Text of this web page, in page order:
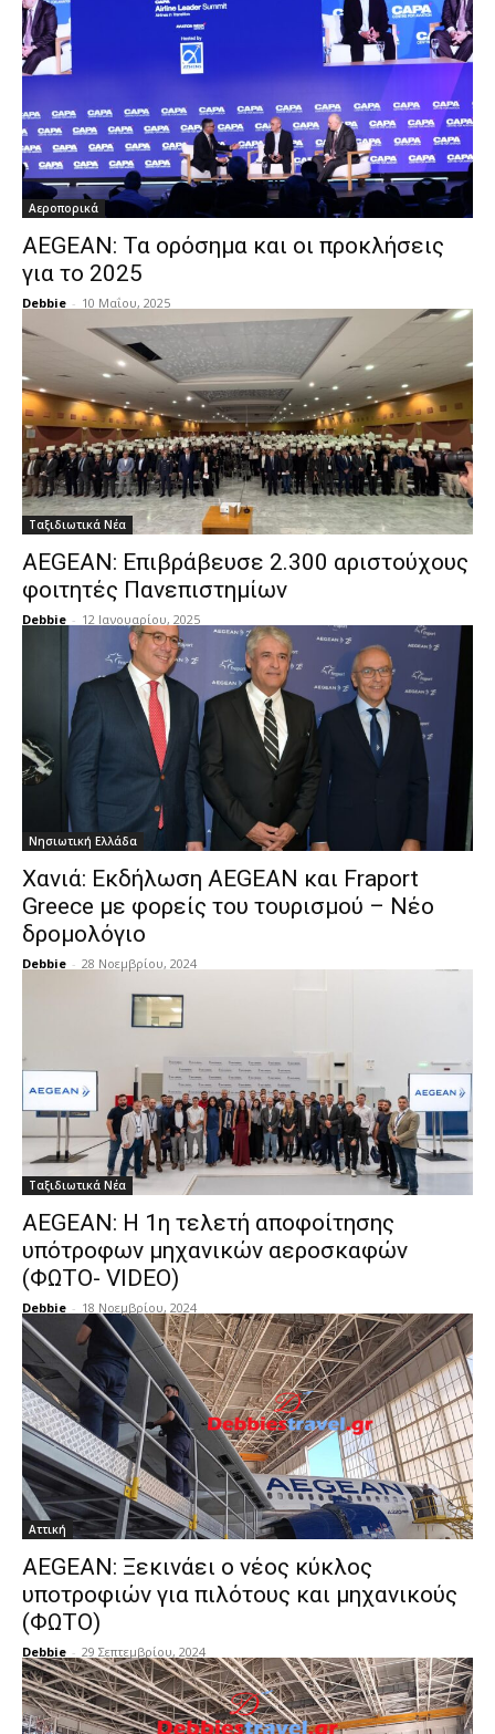
Αεροπορικά
AEGEAN: Τα ορόσημα και οι προκλήσεις
για το 2025
Debbie - 10 Μαΐου, 2025
Ταξιδιωτικά Νέα
AEGEAN: Επιβράβευσε 2.300 αριστούχους
φοιτητές Πανεπιστημίων
Debbie - 12 Ιανουαρίου, 2025
Νησιωτική Ελλάδα
Χανιά: Εκδήλωση AEGEAN και Fraport
Greece με φορείς του τουρισμού – Νέο
δρομολόγιο
Debbie - 28 Νοεμβρίου, 2024
Ταξιδιωτικά Νέα
AEGEAN: Η 1η τελετή αποφοίτησης
υπότροφων μηχανικών αεροσκαφών
(ΦΩΤΟ- VIDEO)
Debbie - 18 Νοεμβρίου, 2024
Αττική
AEGEAN: Ξεκινάει ο νέος κύκλος
υποτροφιών για πιλότους και μηχανικούς
(ΦΩΤΟ)
Debbie - 29 Σεπτεμβρίου, 2024